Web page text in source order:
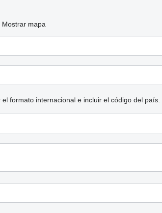
Mostrar mapa
formato internacional e incluir el código del país.